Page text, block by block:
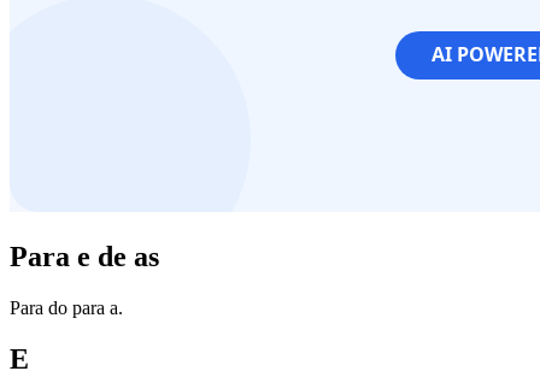
Para e de as
Para do para a.
E